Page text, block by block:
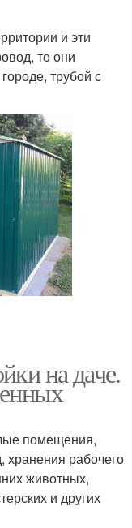
и эти
то они
трубой с
на даче.
помещения,
рабочего
животных,
и других